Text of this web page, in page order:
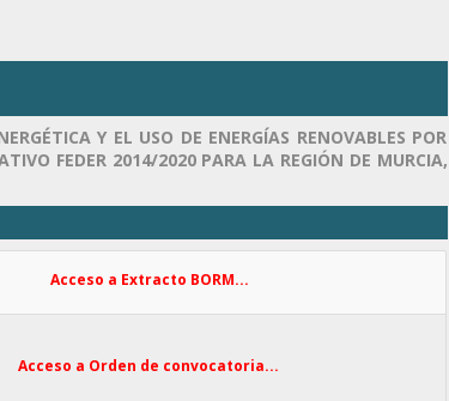
Y EL USO DE ENERGÍAS RENOVABLES POR
FEDER 2014/2020 PARA LA REGIÓN DE MURCIA,
Acceso a Extracto BORM...
Acceso a Orden de convocatoria...